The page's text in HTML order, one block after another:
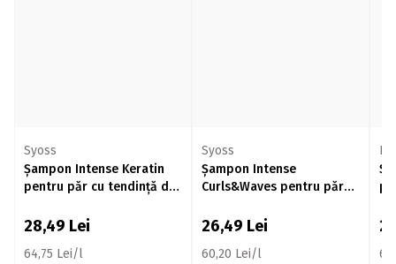
Syoss
Șampon Intense Keratin
pentru păr cu tendință de
28,49 Lei
64,75 Lei/l
Syoss
Șampon Intense
Curls&Waves pentru păr
26,49 Lei
60,20 Lei/l